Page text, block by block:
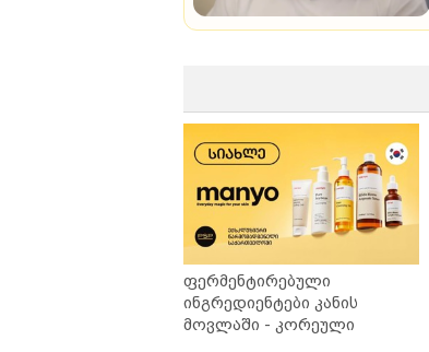
ფერმენტირებული
ინგრედიენტები კანის
მოვლაში - კორეული